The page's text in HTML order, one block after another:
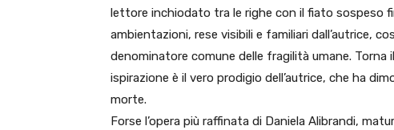
lettore inchiodato tra le righe con il fiato sospeso
ambientazioni, rese visibili e familiari dall’autrice,
denominatore comune delle fragilità umane. Torna
ispirazione è il vero prodigio dell’autrice, che ha
morte.
Forse l’opera più raffinata di Daniela Alibrandi,